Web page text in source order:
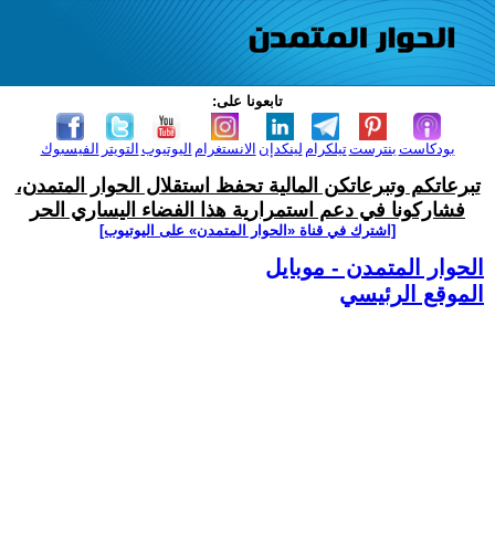
تابعونا على:
الفيسبوك التويتر اليوتيوب الانستغرام لينكدإن تيلكرامبنترست بودكاست
تبرعاتكم وتبرعاتكن المالية تحفظ استقلال الحوار المتمدن،
فشاركونا في دعم استمرارية هذا الفضاء اليساري الحر
[اشترك في قناة ‫«الحوار المتمدن» على اليوتيوب]
الحوار المتمدن - موبايل
الموقع الرئيسي